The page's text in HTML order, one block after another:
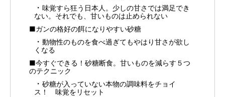
味覚すら狂う日本人。少しの甘さでは満足でき
ない。それでも、甘いものは止められない
■ガンの格好の餌になりやすい砂糖
動物性のものを食べ過ぎてもやはり甘さが欲し
くなる
■今すぐできる！砂糖断食。甘いものを減らす５つ
のテクニック
砂糖が入っていない本物の調味料をチョイ
ス！ 味覚をリセット